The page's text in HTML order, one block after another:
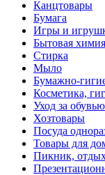
Канцтовары
Бумага
Игры и
Бытовая химия
Стирка
Мыло
Бумажно-
Косметика,
Уход за
Хозтовары
Посуда
Товары для
Пикник,